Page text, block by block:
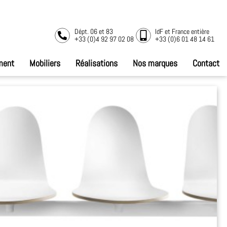
Dépt. 06 et 83
+33 (0)4 92 97 02 08
IdF et France entière
+33 (0)6 01 48 14 61
Mobiliers Réalisations Nos marques Contact